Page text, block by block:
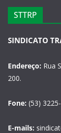
STTRP
SINDICATO
Endereço: Rua
200.
Fone: (53)
E-mails: